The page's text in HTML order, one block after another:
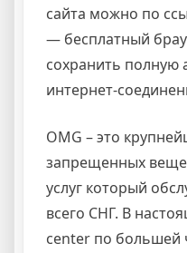
сайта можно по
— бесплатный
сохранить
интернет-
OMG – это
запрещенных
услуг который
всего СНГ. В
center по большей